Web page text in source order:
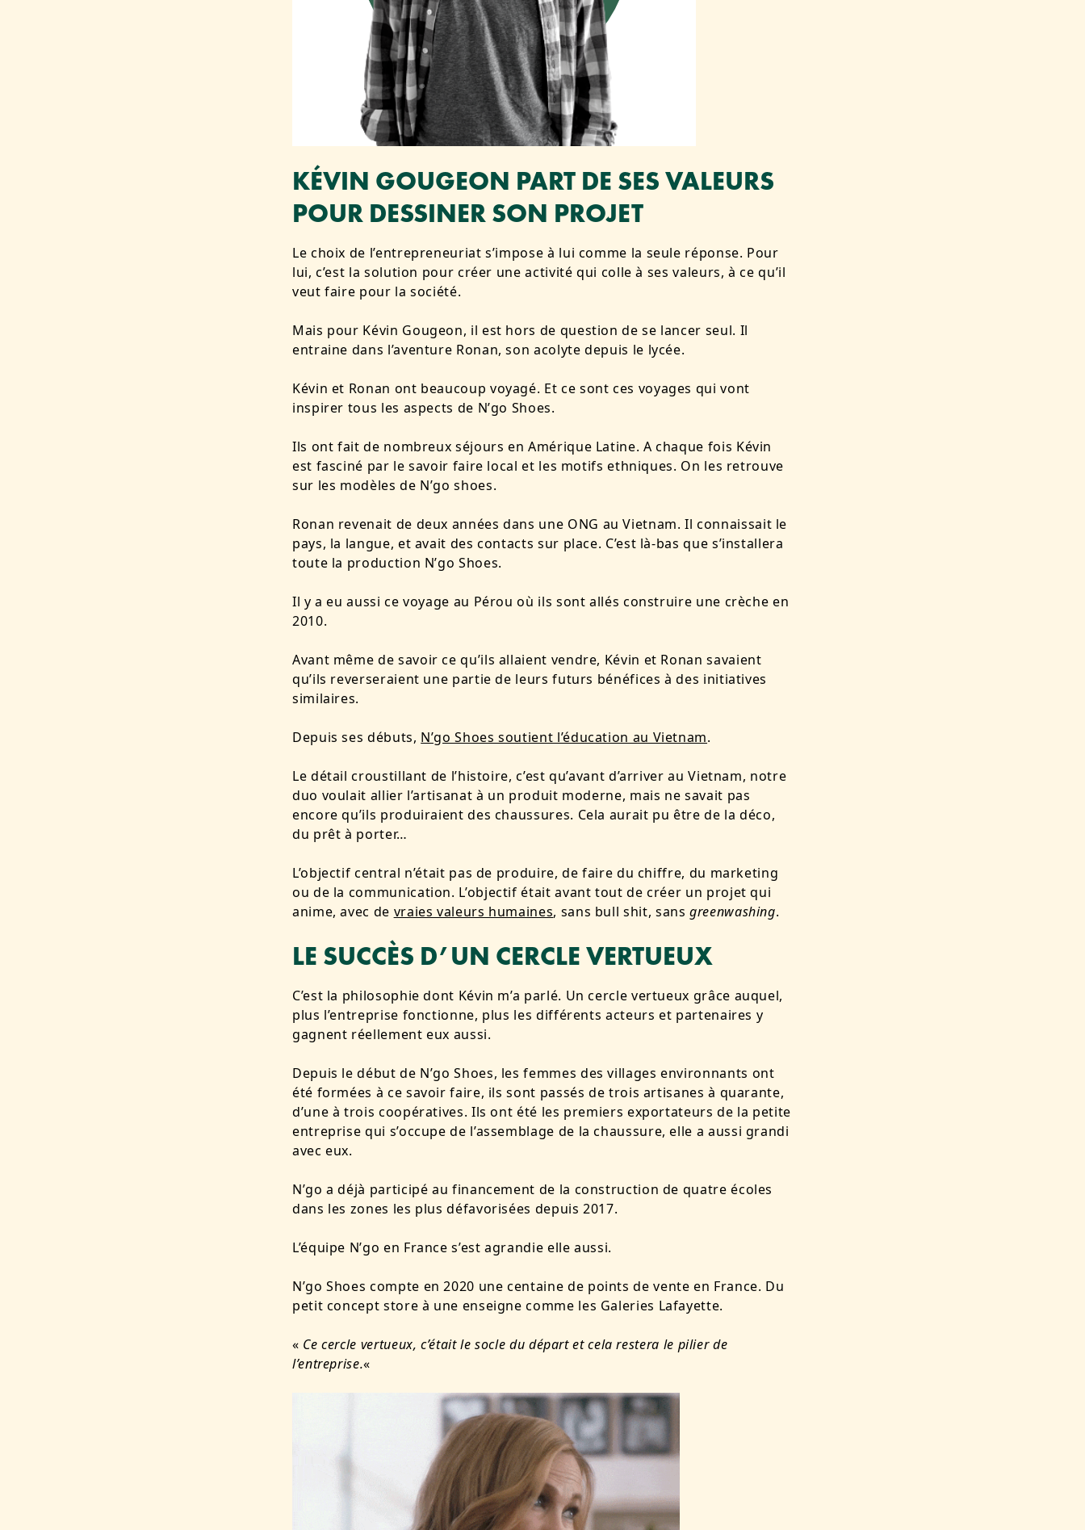
KÉVIN GOUGEON PART DE SES VALEURS
POUR DESSINER SON PROJET
Le choix de l’entrepreneuriat s’impose à lui comme la seule réponse. Pour
lui, c’est la solution pour créer une activité qui colle à ses valeurs, à ce qu’il
veut faire pour la société.
Mais pour Kévin Gougeon, il est hors de question de se lancer seul. Il
entraine dans l’aventure Ronan, son acolyte depuis le lycée.
Kévin et Ronan ont beaucoup voyagé. Et ce sont ces voyages qui vont
inspirer tous les aspects de N’go Shoes.
Ils ont fait de nombreux séjours en Amérique Latine. A chaque fois Kévin
est fasciné par le savoir faire local et les motifs ethniques. On les retrouve
sur les modèles de N’go shoes.
Ronan revenait de deux années dans une ONG au Vietnam. Il connaissait le
pays, la langue, et avait des contacts sur place. C’est là-bas que s’installera
toute la production N’go Shoes.
Il y a eu aussi ce voyage au Pérou où ils sont allés construire une crèche en
2010.
Avant même de savoir ce qu’ils allaient vendre, Kévin et Ronan savaient
qu’ils reverseraient une partie de leurs futurs bénéfices à des initiatives
similaires.
Depuis ses débuts, N’go Shoes soutient l’éducation au Vietnam.
Le détail croustillant de l’histoire, c’est qu’avant d’arriver au Vietnam, notre
duo voulait allier l’artisanat à un produit moderne, mais ne savait pas
encore qu’ils produiraient des chaussures. Cela aurait pu être de la déco,
du prêt à porter…
L’objectif central n’était pas de produire, de faire du chiffre, du marketing
ou de la communication. L’objectif était avant tout de créer un projet qui
anime, avec de vraies valeurs humaines, sans bull shit, sansgreenwashing.
LE SUCCÈS D’UN CERCLE VERTUEUX
C’est la philosophie dont Kévin m’a parlé. Un cercle vertueux grâce auquel,
plus l’entreprise fonctionne, plus les différents acteurs et partenaires y
gagnent réellement eux aussi.
Depuis le début de N’go Shoes, les femmes des villages environnants ont
été formées à ce savoir faire, ils sont passés de trois artisanes à quarante,
d’une à trois coopératives. Ils ont été les premiers exportateurs de la petite
entreprise qui s’occupe de l’assemblage de la chaussure, elle a aussi grandi
avec eux.
N’go a déjà participé au financement de la construction de quatre écoles
dans les zones les plus défavorisées depuis 2017.
L’équipe N’go en France s’est agrandie elle aussi.
N’go Shoes compte en 2020 une centaine de points de vente en France. Du
petit concept store à une enseigne comme les Galeries Lafayette.
« Ce cercle vertueux, c’était le socle du départ et cela restera le pilier de
l’entreprise.«